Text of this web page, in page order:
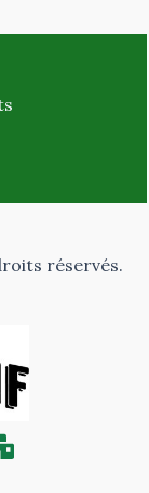
réservés.